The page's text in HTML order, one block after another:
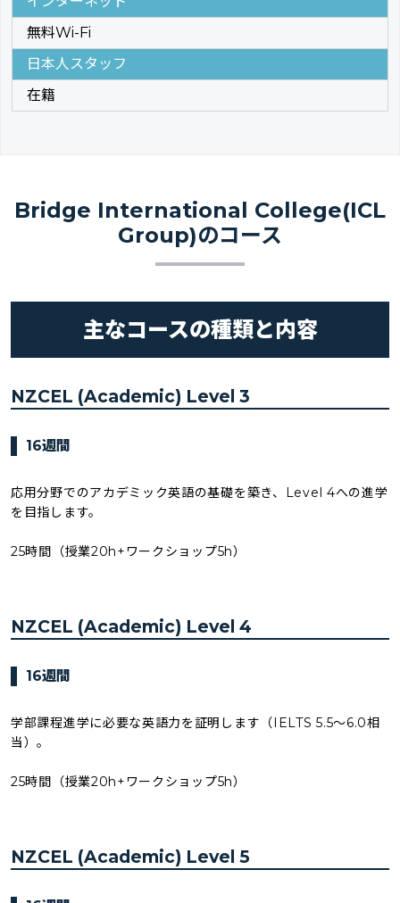
無料Wi-Fi
日本人スタッフ
在籍
Bridge International College(ICL
Group)のコース
主なコースの種類と内容
NZCEL (Academic) Level 3
16週間
応用分野でのアカデミック英語の基礎を築き、Level 4への進学
を目指します。
25時間（授業20h+ワークショップ5h）
NZCEL (Academic) Level 4
16週間
学部課程進学に必要な英語力を証明します（IELTS 5.5〜6.0相
当）。
25時間（授業20h+ワークショップ5h）
NZCEL (Academic) Level 5